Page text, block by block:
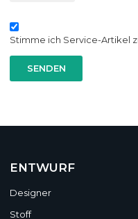
Stimme ich Service-Artikel
SENDEN
ENTWURF
Designer
Stoff